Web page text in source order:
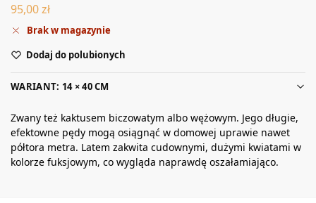
95,00zł
Brak w magazynie
Dodaj do polubionych
WARIANT: 14 × 40 CM
Zwany też kaktusem biczowatym albo wężowym. Jego długie,
efektowne pędy mogą osiągnąć w domowej uprawie nawet
półtora metra. Latem zakwita cudownymi, dużymi kwiatami w
kolorze fuksjowym, co wygląda naprawdę oszałamiająco.